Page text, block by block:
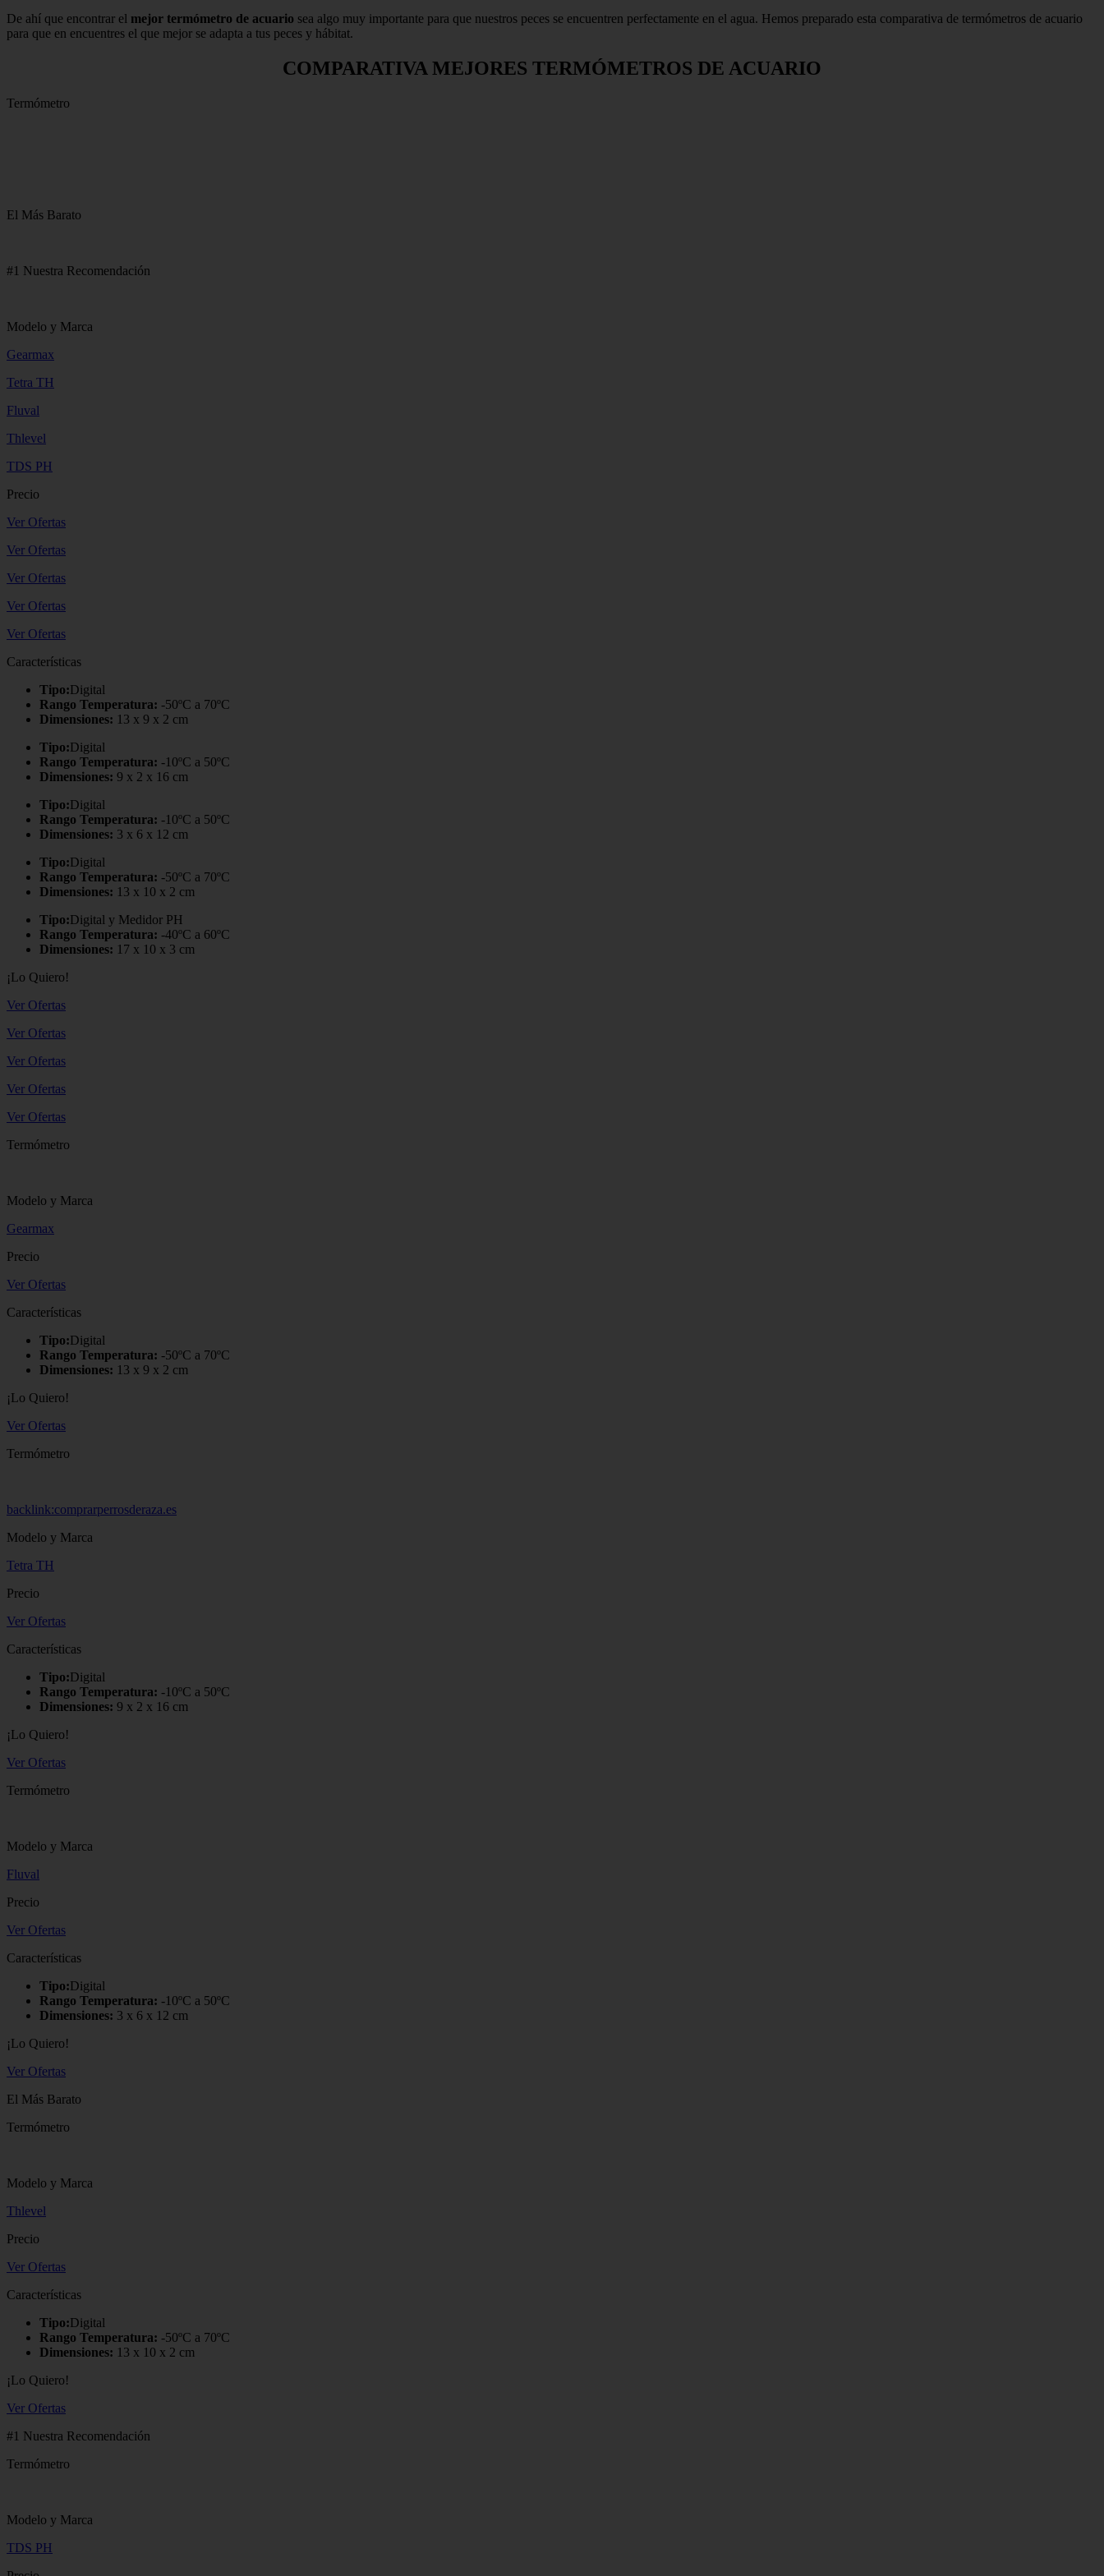
De ahí que encontrar el mejor termómetro de acuario sea algo muy importante para que nuestros peces se encuentren perfectamente en el agua. Hemos preparado esta comparativa de termómetros de acuario
para que en encuentres el que mejor se adapta a tus peces y hábitat.
COMPARATIVA MEJORES TERMÓMETROS DE ACUARIO
Termómetro
El Más Barato
#1 Nuestra Recomendación
Modelo y Marca
Gearmax
Tetra TH
Fluval
Thlevel
TDS PH
Precio
Ver Ofertas
Ver Ofertas
Ver Ofertas
Ver Ofertas
Ver Ofertas
Características
Tipo:Digital
Rango Temperatura: -50ºC a 70ºC
Dimensiones: 13 x 9 x 2 cm
Tipo:Digital
Rango Temperatura: -10ºC a 50ºC
Dimensiones: 9 x 2 x 16 cm
Tipo:Digital
Rango Temperatura: -10ºC a 50ºC
Dimensiones: 3 x 6 x 12 cm
Tipo:Digital
Rango Temperatura: -50ºC a 70ºC
Dimensiones: 13 x 10 x 2 cm
Tipo:Digital y Medidor PH
Rango Temperatura: -40ºC a 60ºC
Dimensiones: 17 x 10 x 3 cm
¡Lo Quiero!
Ver Ofertas
Ver Ofertas
Ver Ofertas
Ver Ofertas
Ver Ofertas
Termómetro
Modelo y Marca
Gearmax
Precio
Ver Ofertas
Características
Tipo:Digital
Rango Temperatura: -50ºC a 70ºC
Dimensiones: 13 x 9 x 2 cm
¡Lo Quiero!
Ver Ofertas
Termómetro
backlink:comprarperrosderaza.es
Modelo y Marca
Tetra TH
Precio
Ver Ofertas
Características
Tipo:Digital
Rango Temperatura: -10ºC a 50ºC
Dimensiones: 9 x 2 x 16 cm
¡Lo Quiero!
Ver Ofertas
Termómetro
Modelo y Marca
Fluval
Precio
Ver Ofertas
Características
Tipo:Digital
Rango Temperatura: -10ºC a 50ºC
Dimensiones: 3 x 6 x 12 cm
¡Lo Quiero!
Ver Ofertas
El Más Barato
Termómetro
Modelo y Marca
Thlevel
Precio
Ver Ofertas
Características
Tipo:Digital
Rango Temperatura: -50ºC a 70ºC
Dimensiones: 13 x 10 x 2 cm
¡Lo Quiero!
Ver Ofertas
#1 Nuestra Recomendación
Termómetro
Modelo y Marca
TDS PH